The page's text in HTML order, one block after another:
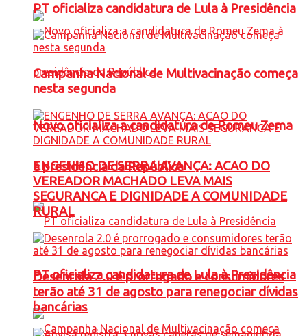
Novo oficializa a candidatura de Romeu Zema
à presidência da República
PT oficializa candidatura de Lula à Presidência
PT oficializa candidatura de Lula à Presidência
Campanha Nacional de Multivacinação começa
nesta segunda
ENGENHO DE SERRA AVANÇA: ACAO DO
VEREADOR MACHADO LEVA MAIS
SEGURANCA E DIGNIDADE A COMUNIDADE
RURAL
Desenrola 2.0 é prorrogado e consumidores
terão até 31 de agosto para renegociar dívidas
bancárias